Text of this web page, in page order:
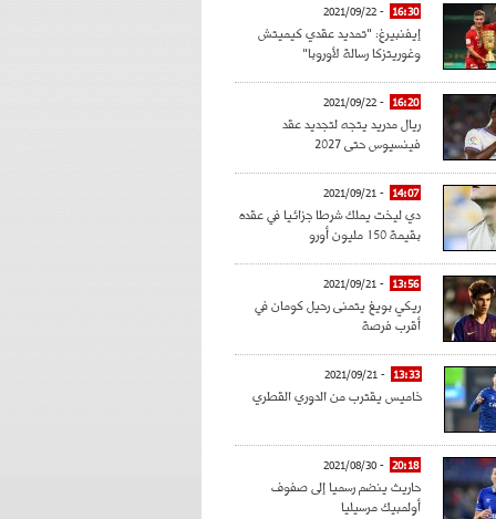
16:30
- 2021/09/22
إيفنبيرغ: "تمديد عقدي كيميتش
وغوريتزكا رسالة لأوروبا"
16:20
- 2021/09/22
ريال مدريد يتجه لتجديد عقد
فينسيوس حتى 2027
14:07
- 2021/09/21
دي ليخت يملك شرطا جزائيا في عقده
بقيمة 150 مليون أورو
13:56
- 2021/09/21
ريكي بويغ يتمنى رحيل كومان في
أقرب فرصة
13:33
- 2021/09/21
خاميس يقترب من الدوري القطري
20:18
- 2021/08/30
حاريث ينضم رسميا إلى صفوف
أولمبيك مرسيليا